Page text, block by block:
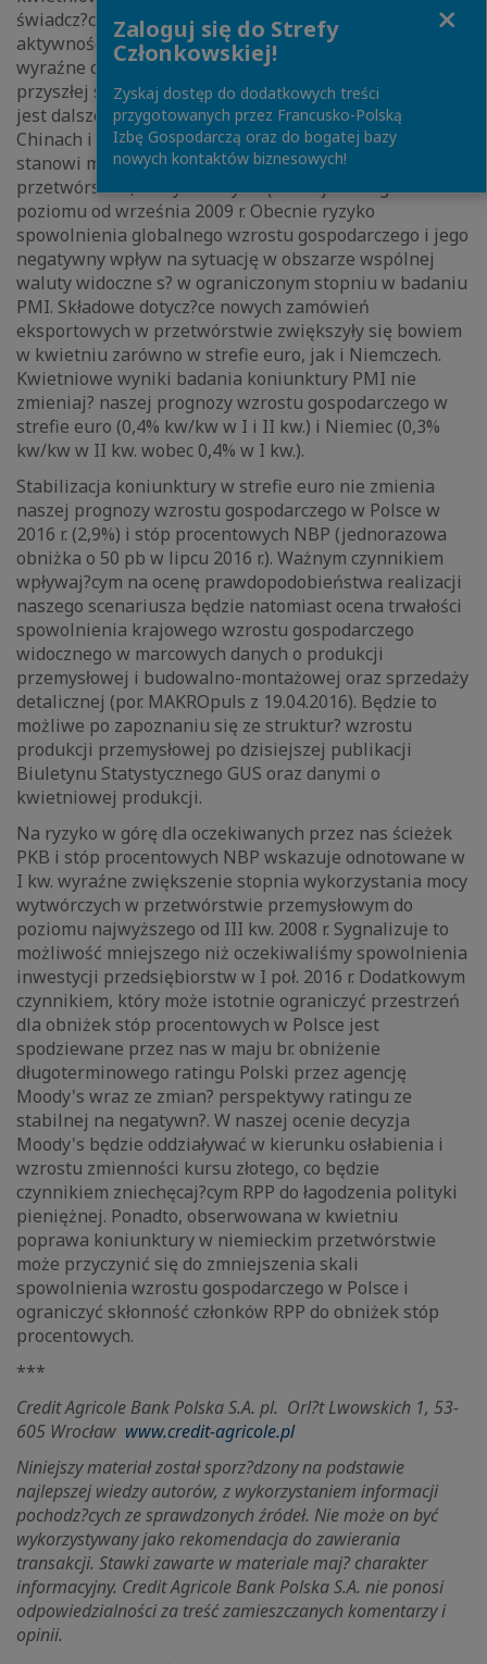
świadcz?cych o odwróceniu tendencji dotycz?cych
aktywności w przetwórstwie, wskazuj?cych na jej
wyraźne ożywienie na pocz?tku II kw. Istotne dla
przyszłej sytuacji makroekonomicznej w strefie euro
jest dalsze kształtowanie się sytuacji gospodarczej w
Chinach i w USA. Ryzyko dla trwałości ożywienia w USA
stanowi m.in. kwietniowy wskaźnik PMI dla
przetwórstwa, który obniżył się do najniższego
poziomu od września 2009 r. Obecnie ryzyko
spowolnienia globalnego wzrostu gospodarczego i jego
negatywny wpływ na sytuację w obszarze wspólnej
waluty widoczne s? w ograniczonym stopniu w badaniu
PMI. Składowe dotycz?ce nowych zamówień
eksportowych w przetwórstwie zwiększyły się bowiem
w kwietniu zarówno w strefie euro, jak i Niemczech.
Kwietniowe wyniki badania koniunktury PMI nie
zmieniaj? naszej prognozy wzrostu gospodarczego w
strefie euro (0,4% kw/kw w I i II kw.) i Niemiec (0,3%
kw/kw w II kw. wobec 0,4% w I kw.).
Stabilizacja koniunktury w strefie euro nie zmienia
naszej prognozy wzrostu gospodarczego w Polsce w
2016 r. (2,9%) i stóp procentowych NBP (jednorazowa
obniżka o 50 pb w lipcu 2016 r.). Ważnym czynnikiem
wpływaj?cym na ocenę prawdopodobieństwa realizacji
naszego scenariusza będzie natomiast ocena trwałości
spowolnienia krajowego wzrostu gospodarczego
widocznego w marcowych danych o produkcji
przemysłowej i budowalno-montażowej oraz sprzedaży
detalicznej (por. MAKROpuls z 19.04.2016). Będzie to
możliwe po zapoznaniu się ze struktur? wzrostu
produkcji przemysłowej po dzisiejszej publikacji
Biuletynu Statystycznego GUS oraz danymi o
kwietniowej produkcji.
Na ryzyko w górę dla oczekiwanych przez nas ścieżek
PKB i stóp procentowych NBP wskazuje odnotowane w
I kw. wyraźne zwiększenie stopnia wykorzystania mocy
wytwórczych w przetwórstwie przemysłowym do
poziomu najwyższego od III kw. 2008 r. Sygnalizuje to
możliwość mniejszego niż oczekiwaliśmy spowolnienia
inwestycji przedsiębiorstw w I poł. 2016 r. Dodatkowym
czynnikiem, który może istotnie ograniczyć przestrzeń
dla obniżek stóp procentowych w Polsce jest
spodziewane przez nas w maju br. obniżenie
długoterminowego ratingu Polski przez agencję
Moody's wraz ze zmian? perspektywy ratingu ze
stabilnej na negatywn?. W naszej ocenie decyzja
Moody's będzie oddziaływać w kierunku osłabienia i
wzrostu zmienności kursu złotego, co będzie
czynnikiem zniechęcaj?cym RPP do łagodzenia polityki
pieniężnej. Ponadto, obserwowana w kwietniu
poprawa koniunktury w niemieckim przetwórstwie
może przyczynić się do zmniejszenia skali
spowolnienia wzrostu gospodarczego w Polsce i
ograniczyć skłonność członków RPP do obniżek stóp
procentowych.
***
Credit Agricole Bank Polska S.A. pl. Orl?t Lwowskich 1, 53-
605 Wrocław www.credit-agricole.pl
Niniejszy materiał został sporz?dzony na podstawie
najlepszej wiedzy autorów, z wykorzystaniem informacji
pochodz?cych ze sprawdzonych źródeł. Nie może on być
wykorzystywany jako rekomendacja do zawierania
transakcji. Stawki zawarte w materiale maj? charakter
informacyjny. Credit Agricole Bank Polska S.A. nie ponosi
odpowiedzialności za treść zamieszczanych komentarzy i
opinii.
Zaloguj się do Strefy
Członkowskiej!
Zyskaj dostęp do dodatkowych treści
przygotowanych przez Francusko-Polską
Izbę Gospodarczą oraz do bogatej bazy
nowych kontaktów biznesowych!